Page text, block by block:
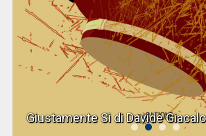
Giustamente Sì di Davide